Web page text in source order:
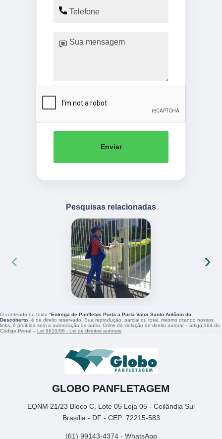
Enviar
Pesquisas relacionadas
‹ ›
O conteúdo do texto "Entrega de Panfletos Porta a Porta Valor Santo Antônio do
Descoberto" é de direito reservado. Sua reprodução, parcial ou total, mesmo citando nossos
links, é proibida sem a autorização do autor. Crime de violação de direito autoral – artigo 184 do
Código Penal – Lei 9610/98 - Lei de direitos autorais.
GLOBO PANFLETAGEM
EQNM 21/23 Bloco C, Lote 05 Loja 05 - Ceilândia Sul
Brasília - DF - CEP: 72215-583
(61) 99143-4374 - WhatsApp